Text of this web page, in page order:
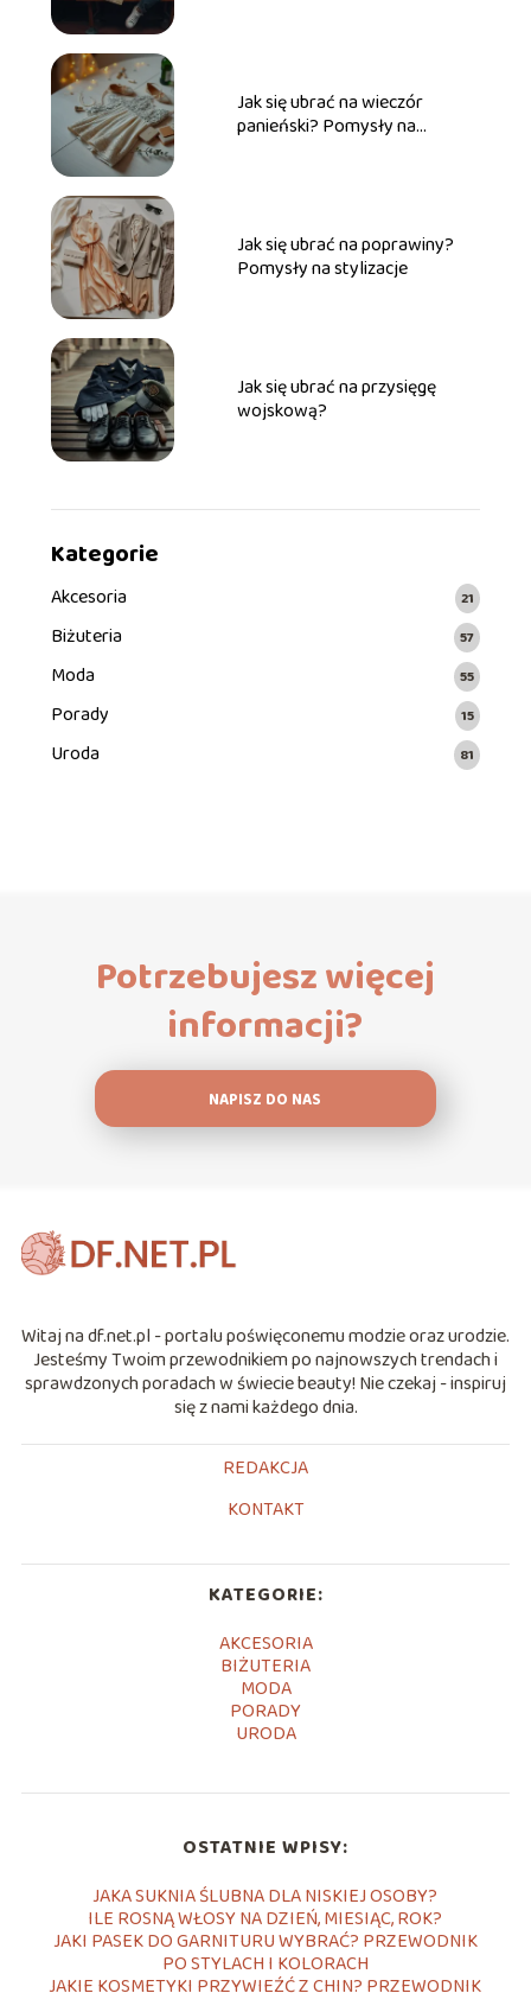
Jak się ubrać na wieczór
panieński? Pomysły na
Jak się ubrać na poprawiny?
Pomysły na stylizacje
Jak się ubrać na przysięgę
wojskową?
Kategorie
Akcesoria 21
Biżuteria 57
Moda 55
Porady 15
Uroda 81
Potrzebujesz więcej
informacji?
NAPISZ DO NAS
Witaj na df.net.pl - portalu poświęconemu modzie oraz urodzie.
Jesteśmy Twoim przewodnikiem po najnowszych trendach i
sprawdzonych poradach w świecie beauty! Nie czekaj - inspiruj
się z nami każdego dnia.
REDAKCJA
KONTAKT
KATEGORIE:
AKCESORIA
BIŻUTERIA
MODA
PORADY
URODA
OSTATNIE WPISY:
JAKA SUKNIA ŚLUBNA DLA NISKIEJ OSOBY?
ILE ROSNĄ WŁOSY NA DZIEŃ, MIESIĄC, ROK?
JAKI PASEK DO GARNITURU WYBRAĆ? PRZEWODNIK
PO STYLACH I KOLORACH
JAKIE KOSMETYKI PRZYWIEŹĆ Z CHIN? PRZEWODNIK